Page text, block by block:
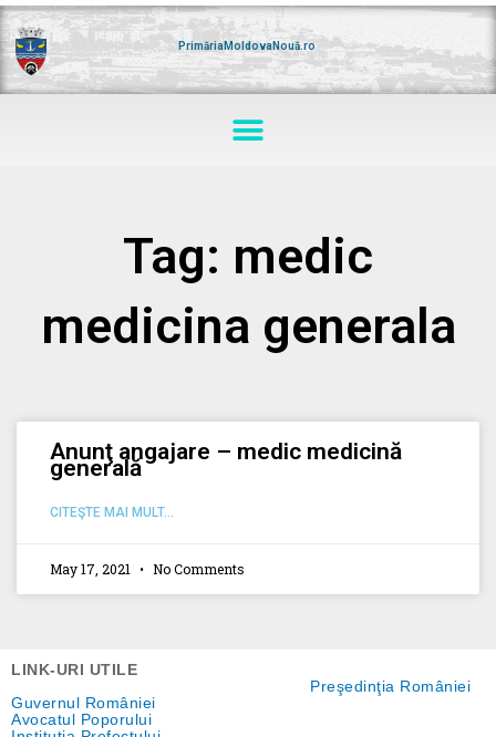
Skip
to
content
PrimăriaMoldovaNouă.ro
Menu
Tag: medic
medicina generala
Anunţ angajare – medic medicină
generală
CITEŞTE MAI MULT...
May 17, 2021 No Comments
LINK-URI UTILE
Preşedinţia României
Guvernul României
Avocatul Poporului